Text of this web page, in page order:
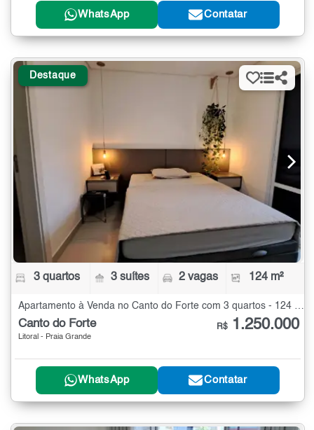
WhatsApp Contatar
Destaque
3 quartos 3 suítes 2 vagas 124 m²
Canto do Forte
Litoral - Praia Grande
R$ 1.250.000
WhatsApp Contatar